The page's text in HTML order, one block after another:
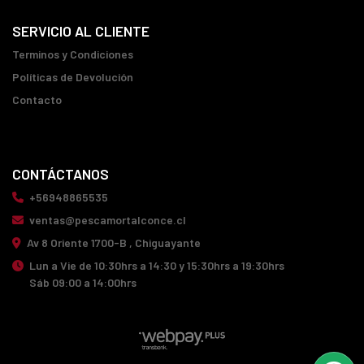
SERVICIO AL CLIENTE
Terminos y Condiciones
Políticas de Devolución
Contacto
CONTÁCTANOS
+56948865535
ventas@pescamortalconce.cl
Av 8 Oriente 1700-B , Chiguayante
Lun a Vie de 10:30hrs a 14:30 y 15:30hrs a 19:30hrs
Sáb 09:00 a 14:00hrs